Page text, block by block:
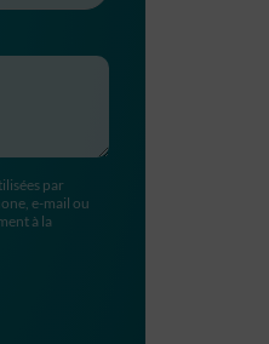
par
e-mail ou
à la